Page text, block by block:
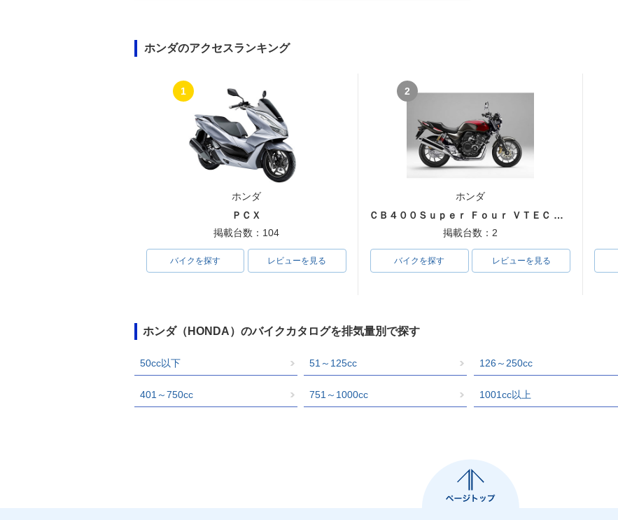
ホンダのアクセスランキング
1
ホンダ
ＰＣＸ
掲載台数：104
バイクを探す レビューを見る
2
ホンダ
ＣＢ４００Ｓｕｐｅｒ Ｆｏｕｒ ＶＴＥＣ ＳＰＥＣ３
掲載台数：2
バイクを探す レビューを見る
ホンダ（HONDA）のバイクカタログを排気量別で探す
50cc以下 51～125cc 126～250cc
401～750cc 751～1000cc 1001cc以上